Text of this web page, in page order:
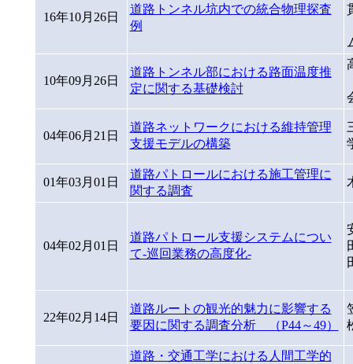
16年10月26日
道路トンネル坑内での統合物理探査
例
10年09月26日
道路トンネル部における路面温度推
定に関する基礎検討
04年06月21日
道路ネットワークにおける維持管理
支援モデルの構築
01年03月01日
道路パトロールにおける施工管理に
関する調査
04年02月01日
道路パトロール支援システムについ
て-巡回業務の高度化-
22年02月14日
道路ルートの観光的魅力に影響する
要因に関する調査分析 （P44～49）
道路・交通工学における人間工学的